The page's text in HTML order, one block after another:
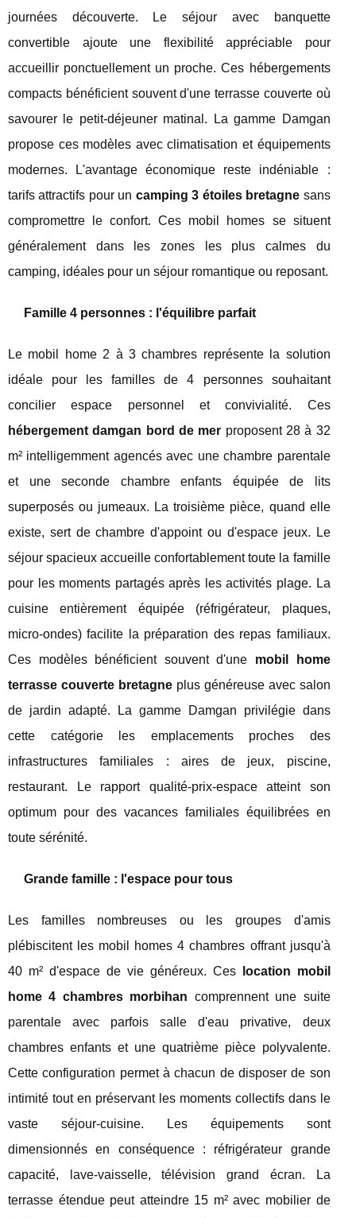
journées découverte. Le séjour avec banquette
convertible ajoute une flexibilité appréciable pour
accueillir ponctuellement un proche. Ces hébergements
compacts bénéficient souvent d'une terrasse couverte où
savourer le petit-déjeuner matinal. La gamme Damgan
propose ces modèles avec climatisation et équipements
modernes. L'avantage économique reste indéniable :
tarifs attractifs pour un camping 3 étoiles bretagne sans
compromettre le confort. Ces mobil homes se situent
généralement dans les zones les plus calmes du
camping, idéales pour un séjour romantique ou reposant.
Famille 4 personnes : l'équilibre parfait
Le mobil home 2 à 3 chambres représente la solution
idéale pour les familles de 4 personnes souhaitant
concilier espace personnel et convivialité. Ces
hébergement damgan bord de mer proposent 28 à 32
m² intelligemment agencés avec une chambre parentale
et une seconde chambre enfants équipée de lits
superposés ou jumeaux. La troisième pièce, quand elle
existe, sert de chambre d'appoint ou d'espace jeux. Le
séjour spacieux accueille confortablement toute la famille
pour les moments partagés après les activités plage. La
cuisine entièrement équipée (réfrigérateur, plaques,
micro-ondes) facilite la préparation des repas familiaux.
Ces modèles bénéficient souvent d'une mobil home
terrasse couverte bretagneplus généreuse avec salon
de jardin adapté. La gamme Damgan privilégie dans
cette catégorie les emplacements proches des
infrastructures familiales : aires de jeux, piscine,
restaurant. Le rapport qualité-prix-espace atteint son
optimum pour des vacances familiales équilibrées en
toute sérénité.
Grande famille : l'espace pour tous
Les familles nombreuses ou les groupes d'amis
plébiscitent les mobil homes 4 chambres offrant jusqu'à
40 m² d'espace de vie généreux. Ces
location mobil
home 4 chambres morbihan comprennent une suite
parentale avec parfois salle d'eau privative, deux
chambres enfants et une quatrième pièce polyvalente.
Cette configuration permet à chacun de disposer de son
intimité tout en préservant les moments collectifs dans le
vaste séjour-cuisine. Les équipements sont
dimensionnés en conséquence : réfrigérateur grande
capacité, lave-vaisselle, télévision grand écran. La
terrasse étendue peut atteindre 15 m² avec mobilier de